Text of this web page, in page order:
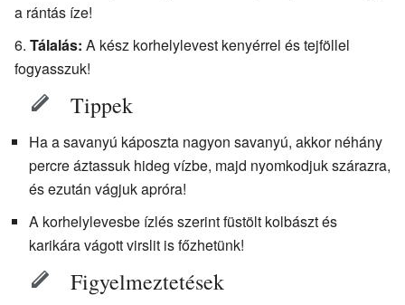
a rántás íze!
Tálalás: A kész korhelylevest kenyérrel és tejföllel
fogyasszuk!
Tippek
Ha a savanyú káposzta nagyon savanyú, akkor néhány
percre áztassuk hideg vízbe, majd nyomkodjuk szárazra,
és ezután vágjuk apróra!
A korhelylevesbe ízlés szerint füstölt kolbászt és
karikára vágott virslit is főzhetünk!
Figyelmeztetések